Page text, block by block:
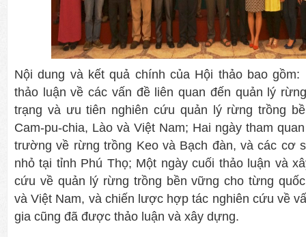
Nội dung và kết quả chính của Hội thảo bao
thảo luận về các vấn đề liên quan đến quản lý
trạng và ưu tiên nghiên cứu quản lý rừng trồng
Cam-pu-chia, Lào và Việt Nam; Hai ngày tham
trường về rừng trồng Keo và Bạch đàn, và các cơ
nhỏ tại tỉnh Phú Thọ; Một ngày cuối thảo luận và
cứu về quản lý rừng trồng bền vững cho từng
và Việt Nam, và chiến lược hợp tác nghiên cứu về
gia cũng đã được thảo luận và xây dựng.